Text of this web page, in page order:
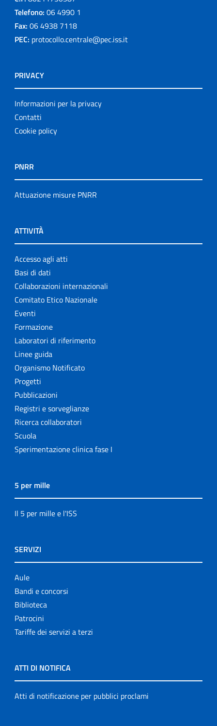
Telefono: 06 4990 1
Fax: 06 4938 7118
PEC: protocollo.centrale@pec.iss.it
PRIVACY
Informazioni per la privacy
Contatti
Cookie policy
PNRR
Attuazione misure PNRR
ATTIVITÀ
Accesso agli atti
Basi di dati
Collaborazioni internazionali
Comitato Etico Nazionale
Eventi
Formazione
Laboratori di riferimento
Linee guida
Organismo Notificato
Progetti
Pubblicazioni
Registri e sorveglianze
Ricerca collaboratori
Scuola
Sperimentazione clinica fase I
5 per mille
Il 5 per mille e l'ISS
SERVIZI
Aule
Bandi e concorsi
Biblioteca
Patrocini
Tariffe dei servizi a terzi
ATTI DI NOTIFICA
Atti di notificazione per pubblici proclami